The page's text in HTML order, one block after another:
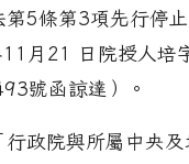
第5條第3項先行停
月21 日院授人培
號函諒達）。
行政院與所屬中央及